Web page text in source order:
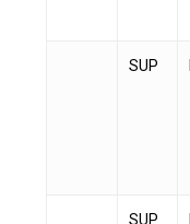
SUP
SUP